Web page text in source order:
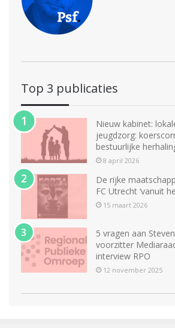
Top 3 publicaties
Nieuw kabinet:
jeugdzorg:
bestuurlijke
8 april 2026
De rijke
FC Utrecht ‘vanuit
15 maart 2026
5 vragen aan
voorzitter
interview RPO
12 november 2025